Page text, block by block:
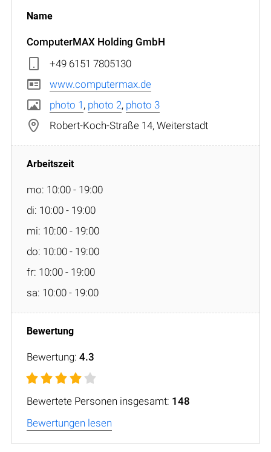
ComputerMAX Holding GmbH
+49 6151 7805130
www.computermax.de
photo 1 , photo 2, photo 3
Robert-Koch-Straße 14, Weiterstadt
mo: 10:00 - 19:00
di: 10:00 - 19:00
mi: 10:00 - 19:00
do: 10:00 - 19:00
fr: 10:00 - 19:00
sa: 10:00 - 19:00
Bewertung: 4.3
Bewertete Personen insgesamt: 148
Bewertungen lesen